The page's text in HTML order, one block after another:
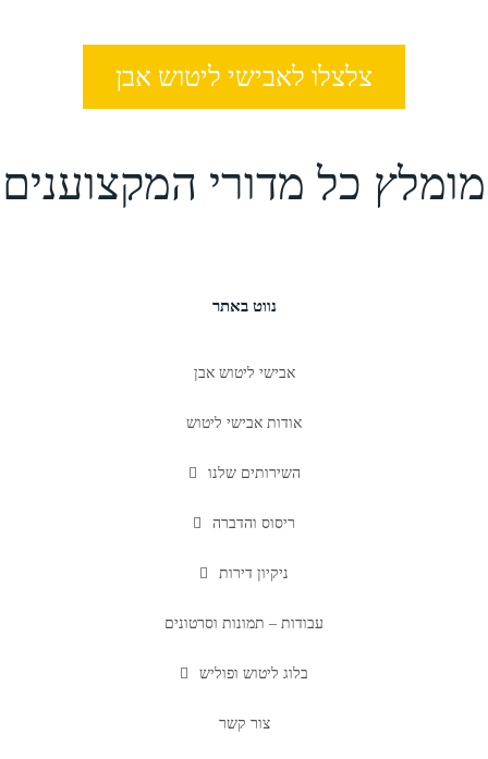
צלצלו לאבישי ליטוש אבן
מומלץ כל מדורי המקצוענים
נווט באתר
אבישי ליטוש אבן
אודות אבישי ליטוש
השירותים שלנו
ריסוס והדברה
ניקיון דירות
עבודות – תמונות וסרטונים
בלוג ליטוש ופוליש
צור קשר